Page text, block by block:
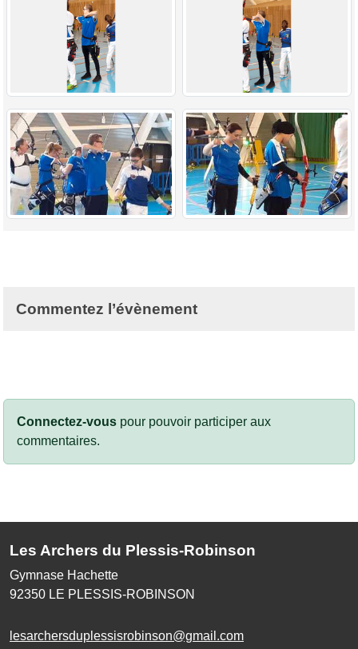
Commentez l’évènement
Connectez-vous pour pouvoir participer aux
commentaires.
Les Archers du Plessis-Robinson
Gymnase Hachette
92350 LE PLESSIS-ROBINSON
lesarchersduplessisrobinson@gmail.com